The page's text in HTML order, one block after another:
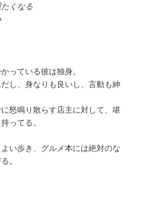
くなる
っている彼は独身。
し、身なりも良いし、言動も紳
怒鳴り散らす店主に対して、堪
ってる。
い歩き、グルメ本には絶対のな
。